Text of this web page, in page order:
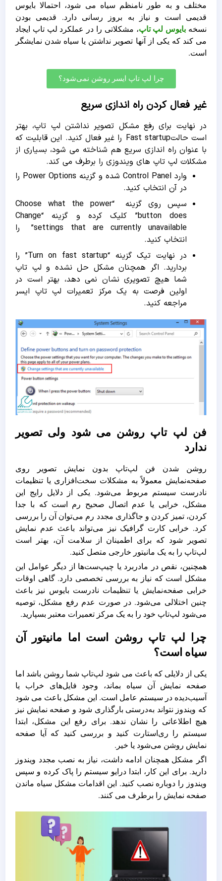
مختلف و به‌ طور نامنظم سیاه می شود، احتمالا بایوس
قدیمی است و نیاز به بروز رسانی دارد. قدیمی بودن
نسخه بایوس لپ تاپ، مشکلاتی را در عملکرد لپ تاپ ایجاد
می کند که یکی از آنها تصویر نداشتن یا سیاه شدن نمایشگر
است.
چرا لپ تاپ ایسر روشن نمی‌شود؟
غیر فعال کردن راه اندازی سریع
در نهایت برای رفع مشکل تصویر نداشتن لپ تاپ، بهتر
است حالتFast startup را غیر فعال کنید. این قابلیت که
با عنوان راه اندازی سریع هم شناخته می شود، بسیاری از
مشکلات لپ تاپ های ویندوزی را برطرف می کند.
وارد Control Panel شده و گزینه Power Options را
در آن انتخاب کنید.
سپس روی گزینه “Choose what the power
button does” کلیک کرده و گزینه “Change
settings that are currently unavailable” را
انتخاب کنید.
در نهایت تیک گزینه “Turn on fast startup” را
بردارید. اگر همچنان مشکل حل نشده و لپ تاپ
شما هیچ تصویری نشان نمی دهد، بهتر است در
اولین فرصت به یک مرکز تعمیرات لپ تاپ ایسر
مراجعه کنید.
فن لپ تاپ روشن می شود ولی تصویر
ندارد
روشن شدن فن لپ‌تاپ بدون نمایش تصویر روی
صفحه‌نمایش معمولاً به مشکلات سخت‌افزاری یا تنظیمات
نادرست سیستم مربوط می‌شود. یکی از دلایل رایج این
مشکل، خرابی یا عدم اتصال صحیح رم است که با جدا
کردن، تمیز کردن و جاگذاری مجدد رم می‌توان آن را بررسی
کرد. خرابی کارت گرافیک نیز می‌تواند باعث عدم نمایش
تصویر شود که برای اطمینان از سلامت آن، بهتر است
لپ‌تاپ را به یک مانیتور خارجی متصل کنید.
همچنین، نقص در مادربرد یا چیپ‌ست‌ها از دیگر عوامل این
مشکل است که نیاز به بررسی تخصصی دارد. گاهی اوقات
خرابی صفحه‌نمایش یا تنظیمات نادرست بایوس نیز باعث
چنین اختلالی می‌شود. در صورت عدم رفع مشکل، توصیه
می‌شود لپ‌تاپ خود را به یک مرکز تعمیرات معتبر بسپارید.
چرا لپ تاپ روشن است اما مانیتور آن
سیاه است؟
یکی از دلایلی که باعث می شود لپ‌تاپ شما روشن باشد اما
صفحه نمایش آن سیاه بماند، وجود فایل‌های خراب یا
آسیب‌دیده در سیستم عامل است. این مشکل باعث می شود
که ویندوز نتواند به‌درستی بارگذاری شود و صفحه نمایش نیز
هیچ اطلاعاتی را نشان ندهد. برای رفع این مشکل، ابتدا
سیستم را ری‌استارت کنید و بررسی کنید که آیا صفحه
نمایش روشن می‌شود یا خیر.
اگر مشکل همچنان ادامه داشت، نیاز به نصب مجدد ویندوز
دارید. برای این کار، ابتدا درایو سیستم را پاک کرده و سپس
ویندوز را دوباره نصب کنید. این اقدامات مشکل سیاه ماندن
صفحه نمایش را برطرف می کنند.